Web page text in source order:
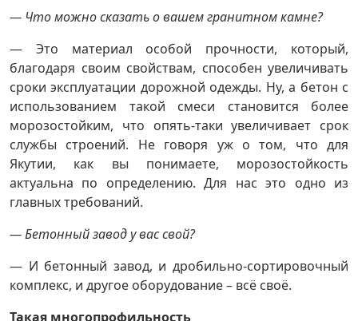
— Что можно сказать о вашем гранитном камне?
— Это материал особой прочности, который,
благодаря своим свойствам, способен увеличивать
сроки эксплуатации дорожной одежды. Ну, а бетон с
использованием такой смеси становится более
морозостойким, что опять-таки увеличивает срок
службы строений. Не говоря уж о том, что для
Якутии, как вы понимаете, морозостойкость
актуальна по определению. Для нас это одно из
главных требований.
— Бетонный завод у вас свой?
— И бетонный завод, и дробильно-сортировочный
комплекс, и другое оборудование – всё своё.
Такая многопрофильность